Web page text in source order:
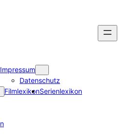
Impressum
Datenschutz
FilmlexikonSerienlexikon